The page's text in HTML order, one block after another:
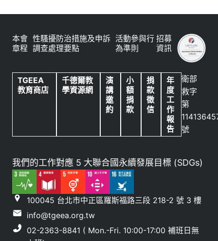
本會
章程
性騷擾防治措施及申訴
調查處理要點
活動參與行
為準則
招募
資訊
TGEEA
教育商店
千德爾教
學資源網
演
講
邀
約
小
額
捐
款
捐
款
徵
信
年
度
工
作
報
告
衛部
救字
第
號
我們的工作對應 5 大聯合國永續發展目標 (SDGs)
100045 台北市中正區羅斯福路三段 218-2 號 3 樓
info@tgeea.org.tw
02-2363-8841 ( Mon.-Fri. 10:00-17:00 補班日無